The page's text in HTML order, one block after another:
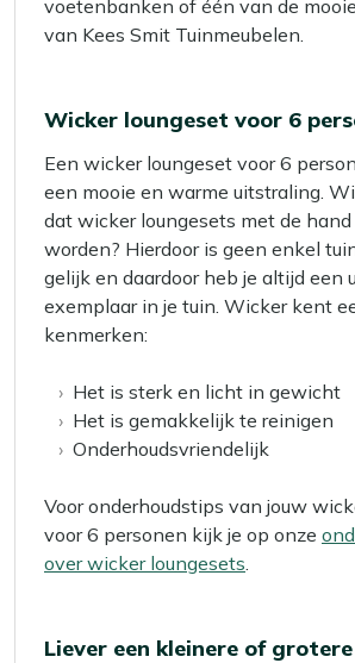
voetenbanken of één van de mooie
van Kees Smit Tuinmeubelen.
Wicker loungeset voor 6
Een wicker loungeset voor 6
een mooie en warme uitstraling.
dat wicker loungesets met de
worden? Hierdoor is geen enkel
gelijk en daardoor heb je altijd een
exemplaar in je tuin. Wicker kent
kenmerken:
Het is sterk en licht in gewicht
Het is gemakkelijk te reinigen
Onderhoudsvriendelijk
Voor onderhoudstips van jouw
voor 6 personen kijk je op onze
over wicker loungesets
Liever een kleinere of